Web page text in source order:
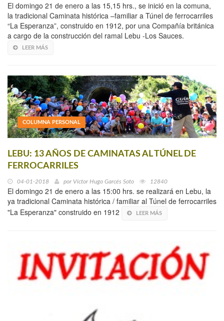
El domingo 21 de enero a las 15,15 hrs., se inició en la comuna,
la tradicional Caminata histórica –familiar a Túnel de ferrocarriles
“La Esperanza”, construido en 1912, por una Compañía británica
a cargo de la construcción del ramal Lebu -Los Sauces.
LEER MÁS
COLUMNA PERSONAL
LEBU: 13 AÑOS DE CAMINATAS AL TÚNEL DE
FERROCARRILES
04-01-2018 por Víctor Hugo Garcés Soto 12840
El domingo 21 de enero a las 15:00 hrs. se realizará en Lebu, la
ya tradicional Caminata histórica / familiar al Túnel de ferrocarriles
"La Esperanza" construido en 1912
LEER MÁS